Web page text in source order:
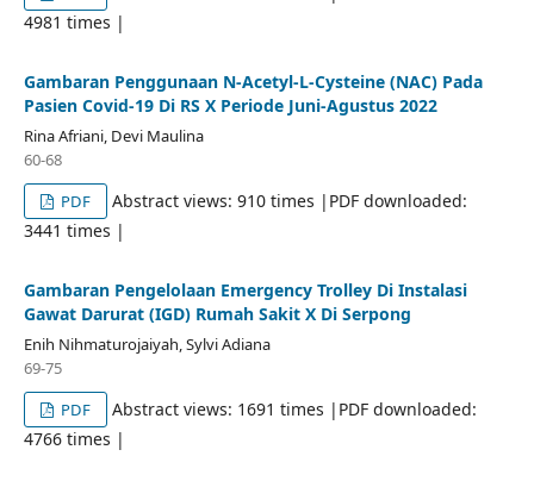
4981 times |
Gambaran Penggunaan N-Acetyl-L-Cysteine (NAC) Pada
Pasien Covid-19 Di RS X Periode Juni-Agustus 2022
Rina Afriani, Devi Maulina
60-68
PDF
Abstract views: 910 times |PDF downloaded:
3441 times |
Gambaran Pengelolaan Emergency Trolley Di Instalasi
Gawat Darurat (IGD) Rumah Sakit X Di Serpong
Enih Nihmaturojaiyah, Sylvi Adiana
69-75
PDF
Abstract views: 1691 times |PDF downloaded:
4766 times |